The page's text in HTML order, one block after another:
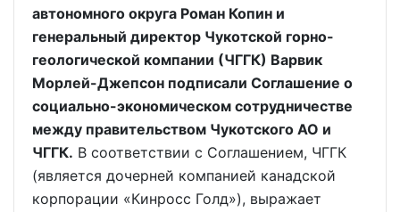
автономного округа Роман Копин и
генеральный директор Чукотской горно-
геологической компании (ЧГГК) Варвик
Морлей-Джепсон подписали Cоглашение о
социально-экономическом сотрудничестве
между правительством Чукотского АО и
ЧГГК. В соответствии с Соглашением, ЧГГК
(является дочерней компанией канадской
корпорации «Кинросс Голд»), выражает